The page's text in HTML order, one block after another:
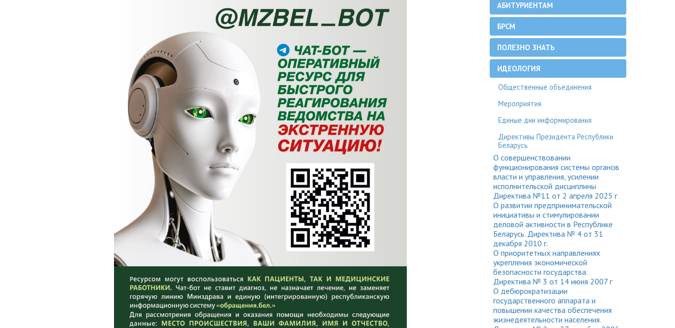
АБИТУРИЕНТАМ
БРСМ
ПОЛЕЗНО ЗНАТЬ
ИДЕОЛОГИЯ
Общественные объединения
Мероприятия
Единые дни информирования
Директивы Президента Республики
Беларусь
О совершенствовании
функционирования системы органов
власти и управления, усилении
исполнительской дисциплины
Директива №11 от 2 апреля 2025 г
О развитии предпринимательской
инициативы и стимулировании
деловой активности в Республике
Беларусь. Директива № 4 от 31
декабря 2010 г.
О приоритетных направлениях
укрепления экономической
безопасности государства.
Директива № 3 от 14 июня 2007 г
О дебюрократизации
государственного аппарата и
повышении качества обеспечения
жизнедеятельности населения.